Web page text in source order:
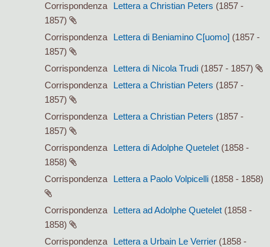
Corrispondenza
Lettera a Christian Peters (1857 -
1857)
Corrispondenza
Lettera di Beniamino C[uomo] (1857 -
1857)
Corrispondenza
Lettera di Nicola Trudi (1857 - 1857)
Corrispondenza
Lettera a Christian Peters (1857 -
1857)
Corrispondenza
Lettera a Christian Peters (1857 -
1857)
Corrispondenza
Lettera di Adolphe Quetelet (1858 -
1858)
Corrispondenza
Lettera a Paolo Volpicelli (1858 - 1858)
Corrispondenza Lettera ad Adolphe Quetelet (1858 -
1858)
Corrispondenza
Lettera a Urbain Le Verrier (1858 -